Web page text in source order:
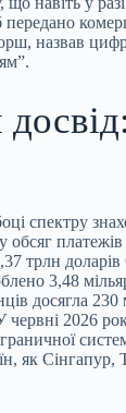
передано
назвав
спектру
обсяг
трлн
3,48
досягла
червні 2026
як